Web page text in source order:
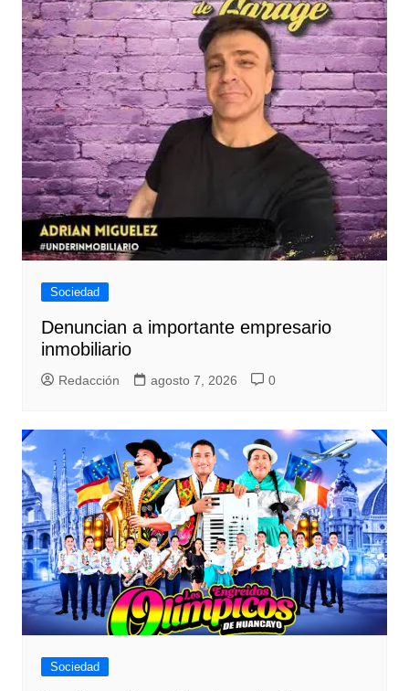
Sociedad
Denuncian a importante empresario
inmobiliario
Redacción agosto 7, 2026 0
Sociedad